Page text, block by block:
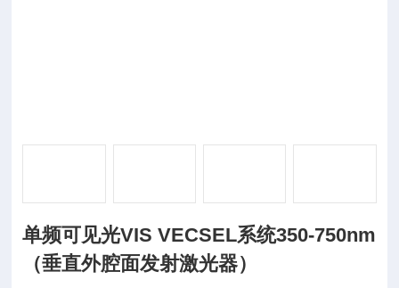
单频可见光VIS VECSEL系统350-750nm
（垂直外腔面发射激光器）